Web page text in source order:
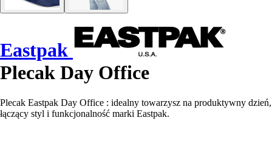
Eastpak
Plecak Day Office
Plecak Eastpak Day Office : idealny towarzysz na produktywny dzień,
łączący styl i funkcjonalność marki Eastpak.